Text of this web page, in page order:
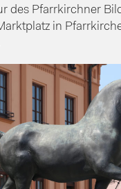
des Pfarrkirchner
in